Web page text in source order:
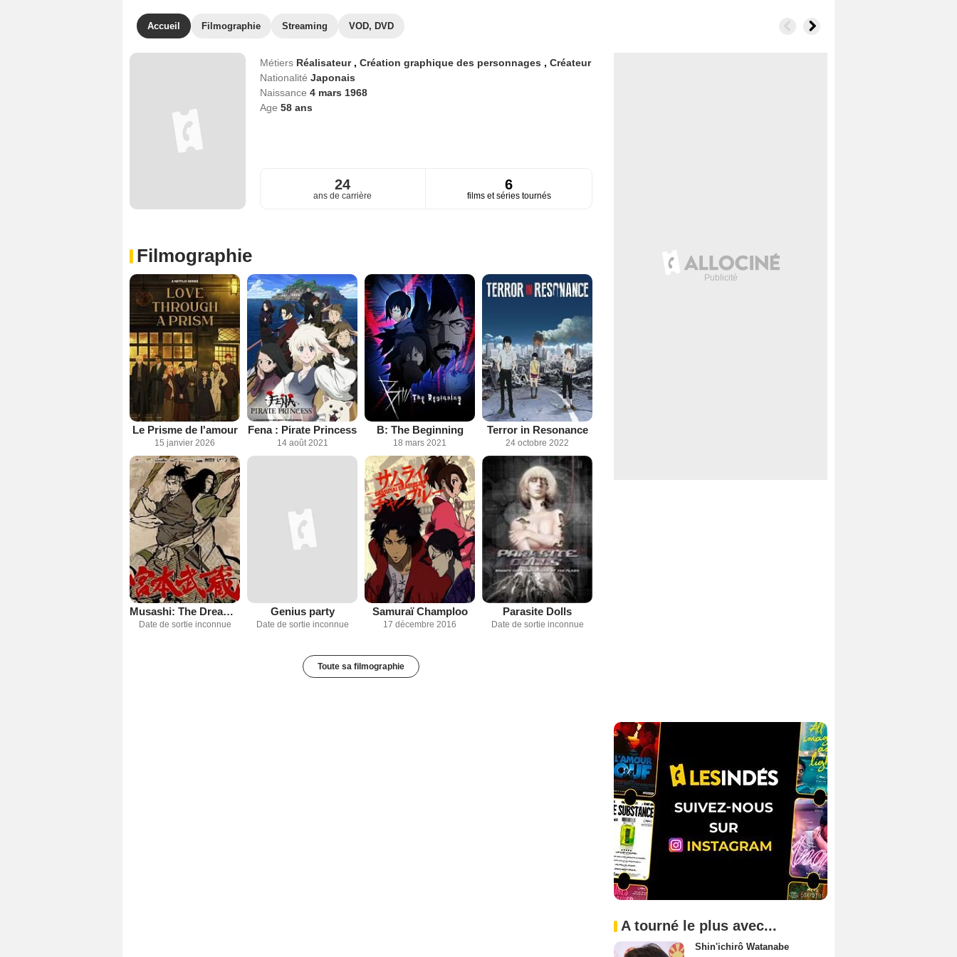
Accueil Filmographie Streaming VOD, DVD
Métiers Réalisateur , Création graphique des personnages , Créateur
Nationalité Japonais
Naissance 4 mars 1968
Age 58ans
24
ans de carrière
6
films et séries tournés
Filmographie
Le Prisme de l'amour
15 janvier 2026
Fena : Pirate Princess
14 août 2021
B: The Beginning
18 mars 2021
Terror in Resonance
24 octobre 2022
Musashi: The Dream of the Last Samurai
Date de sortie inconnue
Genius party
Date de sortie inconnue
Samuraï Champloo
17 décembre 2016
Parasite Dolls
Date de sortie inconnue
Toute sa filmographie
A tourné le plus avec...
Shin'ichirô Watanabe